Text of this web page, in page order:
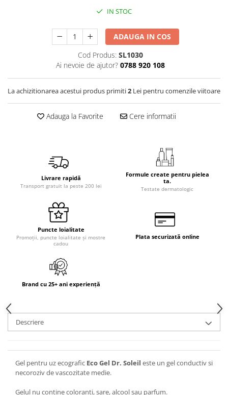
IN STOC
ADAUGA IN COS
Cod Produs: SL1030
Ai nevoie de ajutor? 0788 920 108
La achizitionarea acestui produs primiti2 Lei pentru comenzile viitoare
Adauga la Favorite Cere informatii
Livrare rapidă
Transport gratuit la peste 200 lei
Formule create pentru pielea
ta.
Testate dermatologic
Puncte loialitate
Promoții, puncte loialitate și mostre
cadou
Plata securizată online
Brand cu 25+ ani experiență
Descriere
Gel pentru uz ecografic Eco Gel Dr. Soleil este un gel conductiv si
necoroziv de vascozitate medie.
Gelul nu contine coloranti, sare, alcool sau parfum.